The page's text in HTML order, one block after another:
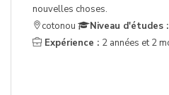
nouvelles choses.
cotonou
Niveau d'études :
Expérience : 2 années et 2